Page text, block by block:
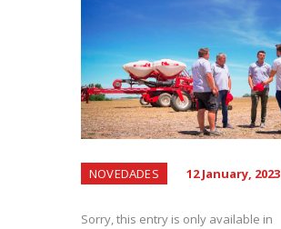
NOVEDADES 12 January, 2023
Sorry, this entry is only available in